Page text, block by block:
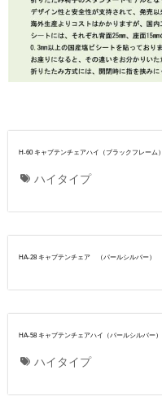
H-60 キャプテンチェアハイ（ブラックフレーム）
ハイタイプ
HA-28 キャプテンチェア （パールシルバー）
HA-58 キャプテンチェアハイ（パールシルバー）
ハイタイプ